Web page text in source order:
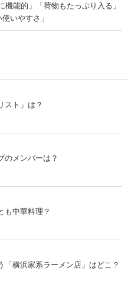
能的」「荷物もたっぷり入る」
いやすさ」
スト」は？
のメンバーは？
も中華料理？
「横浜家系ラーメン店」はどこ？